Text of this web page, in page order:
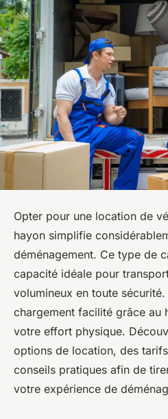
Opter pour une location de
hayon simplifie
déménagement. Ce type de
capacité idéale pour
volumineux en toute sécurité.
chargement facilité grâce au
votre effort physique.
options de location, des
conseils pratiques afin de
votre expérience de